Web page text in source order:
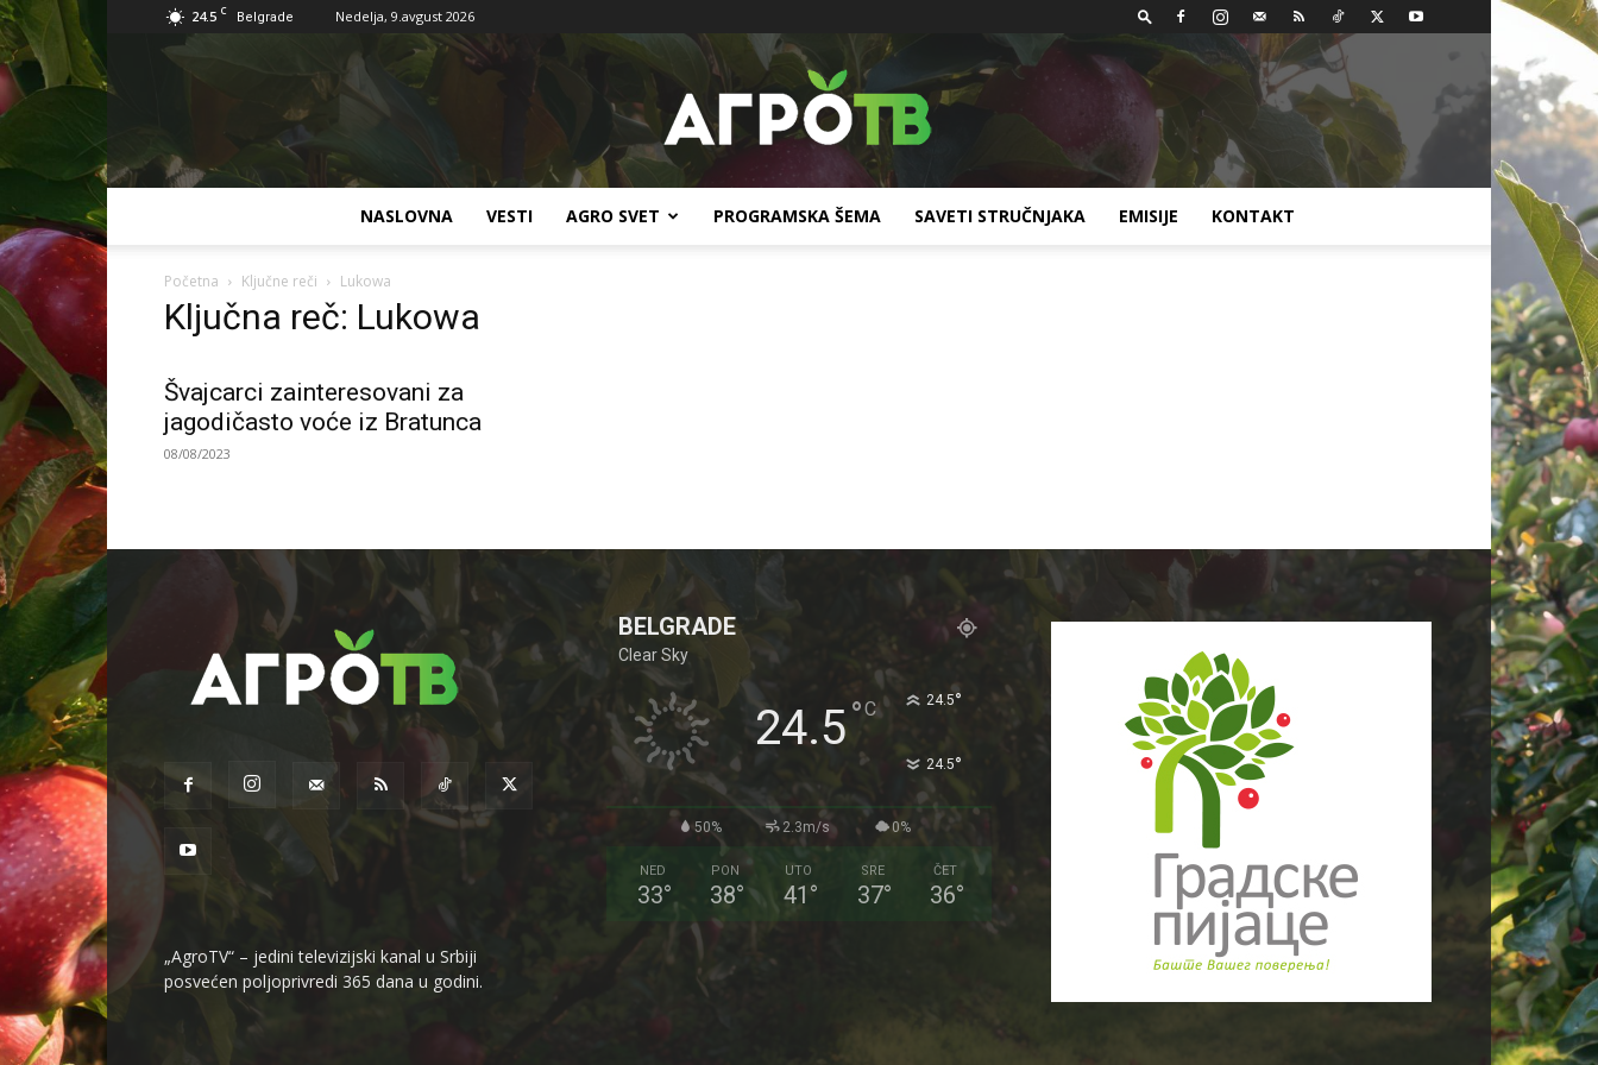
24.5 C Belgrade Nedelja, 9.avgust 2026
NASLOVNA VESTI AGRO SVET PROGRAMSKA ŠEMA SAVETI STRUČNJAKA EMISIJE KONTAKT
Početna Ključne reči Lukowa
Ključna reč: Lukowa
Švajcarci zainteresovani za
jagodičasto voće iz Bratunca
08/08/2023
„AgroTV“ – jedini televizijski kanal u Srbiji
posvećen poljoprivredi 365 dana u godini.
BELGRADE
Clear Sky
24.5°C 24.5°
24.5°
50% 2.3m/s 0%
NED
33°
PON
38°
UTO
41 °
SRE
37°
ČET
36°